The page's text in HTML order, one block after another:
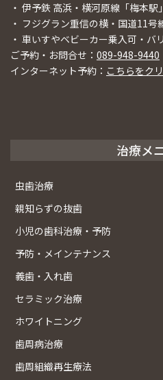
・ 伊予鉄 高浜・横河原線「梅本
・ フジグラン重信の横・国道11
・ 車いすやベビーカー乗入可・バ
ご予約・お問合せ： 089-948-9440
インターネット予約： こちらをク
治療メ
虫歯治療
親知らずの抜歯
小児の歯科治療・予防
予防・メインテナンス
義歯・入れ歯
セラミック治療
ホワイトニング
歯周病治療
歯周組織再生療法